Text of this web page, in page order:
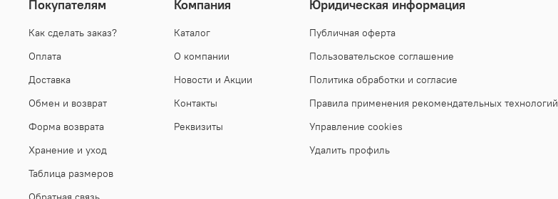
Покупателям
Как сделать заказ?
Оплата
Доставка
Обмен и возврат
Форма возврата
Хранение и уход
Таблица размеров
Компания
Каталог
О компании
Новости и Акции
Контакты
Реквизиты
Юридическая информация
Публичная оферта
Пользовательское соглашение
Политика обработки и согласие
Правила применения рекомендательных технологий
Управление cookies
Удалить профиль